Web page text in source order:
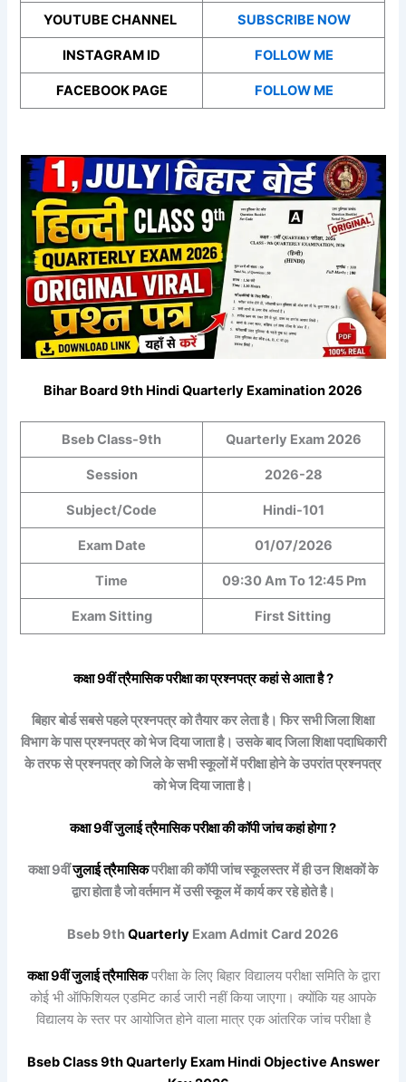
YOUTUBE CHANNEL SUBSCRIBE NOW
INSTAGRAM ID FOLLOW ME
FACEBOOK PAGE FOLLOW ME
Bihar Board 9th Hindi Quarterly Examination 2026
Bseb Class-9th Quarterly Exam 2026
Session 2026-28
Subject/Code Hindi-101
Exam Date 01/07/2026
Time 09:30 Am To 12:45 Pm
Exam Sitting First Sitting
कक्षा 9वींत्रैमासिकपरीक्षा का प्रश्नपत्र कहां से आता है ?
बिहार बोर्ड सबसे पहले प्रश्नपत्र को तैयार कर लेता है। फिर सभी जिला शिक्षा
विभाग के पास प्रश्नपत्र को भेज दिया जाता है। उसके बाद जिला शिक्षा पदाधिकारी
के तरफ से प्रश्नपत्र को जिले के सभी स्कूलों में परीक्षा होने के उपरांत प्रश्नपत्र
को भेज दिया जाता है।
कक्षा 9वींजुलाईत्रैमासिकपरीक्षा की कॉपी जांच कहां होगा ?
कक्षा 9वींजुलाईत्रैमासिकपरीक्षा की कॉपी जांच स्कूलस्तर में ही उन शिक्षकों के
द्वारा होता है जो वर्तमान में उसी स्कूल में कार्य कर रहे होते है।
Bseb 9thQuarterly Exam Admit Card 2026
कक्षा 9वींजुलाईत्रैमासिकपरीक्षा के लिए बिहार विद्यालय परीक्षा समिति के द्वारा
कोई भी ऑफिशियल एडमिट कार्ड जारी नहीं किया जाएगा। क्योंकि यह आपके
विद्यालय के स्तर पर आयोजित होने वाला मात्र एक आंतरिक जांच परीक्षा है
Bseb Class 9thQuarterlyExam Hindi Objective Answer